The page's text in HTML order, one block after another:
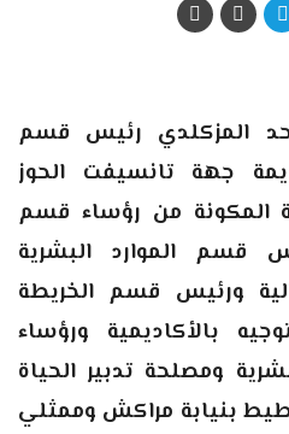
المزكلدي رئيس قسم
جهة تانسيفت الحوز
المكونة من رؤساء قسم
قسم الموارد البشرية
ورئيس قسم الخريطة
بالأكاديمية ورؤساء
ومصلحة تدبير الحياة
بنيابة مراكش وممثلي